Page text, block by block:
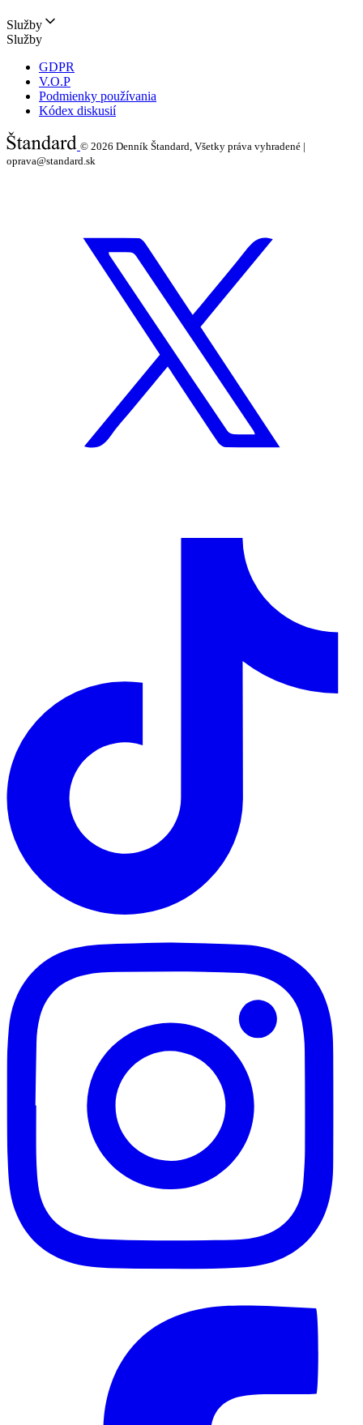
Služby
Služby
GDPR
V.O.P
Podmienky používania
Kódex diskusií
© 2026 Denník Štandard, Všetky práva vyhradené |
oprava@standard.sk